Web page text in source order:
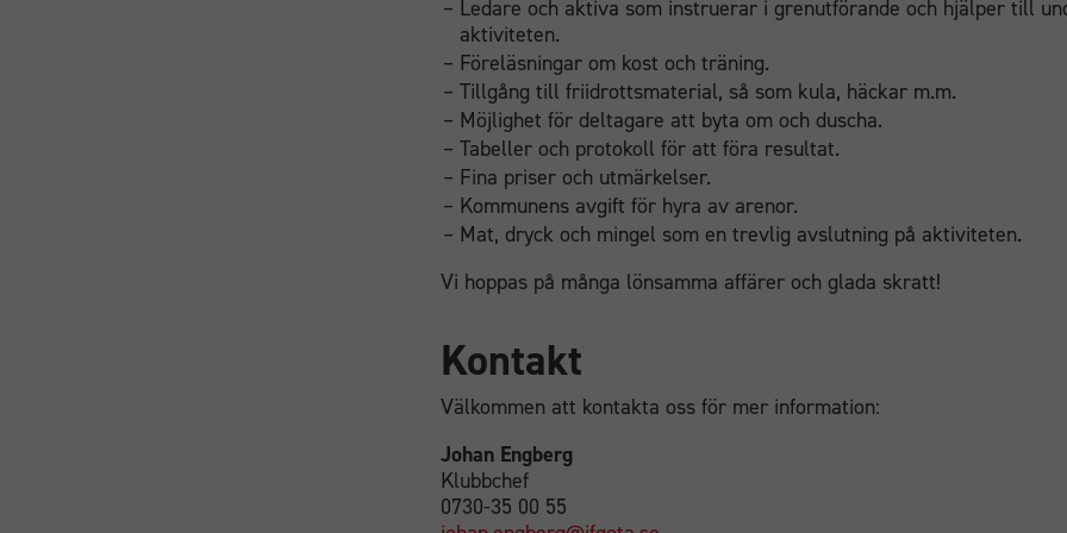
Ledare och aktiva som instruerar i grenutförande och hjälper till
aktiviteten.
Föreläsningar om kost och träning.
Tillgång till friidrottsmaterial, så som kula, häckar m.m.
Möjlighet för deltagare att byta om och duscha.
Tabeller och protokoll för att föra resultat.
Fina priser och utmärkelser.
Kommunens avgift för hyra av arenor.
Mat, dryck och mingel som en trevlig avslutning på aktiviteten.
Vi hoppas på många lönsamma affärer och glada skratt!
Kontakt
Välkommen att kontakta oss för mer information:
Johan Engberg
Klubbchef
0730-35 00 55